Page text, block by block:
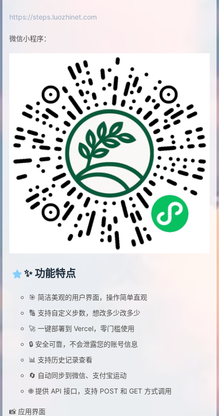
https://steps.luozhinet.com
微信小程序：
✨ 功能特点
🎯 简洁美观的用户界面，操作简单直观
🔢 支持自定义步数，想改多少改多少
🚀 一键部署到 Vercel，零门槛使用
🔒 安全可靠，不会泄露您的账号信息
📊 支持历史记录查看
🔄 自动同步到微信、支付宝运动
🌐 提供 API 接口，支持 POST 和 GET 方式调用
📸 应用界面